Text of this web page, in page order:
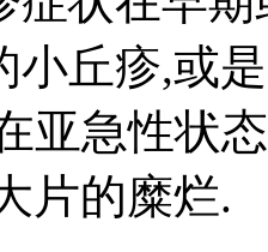
小丘疹,或
亚急性状
片的糜烂.